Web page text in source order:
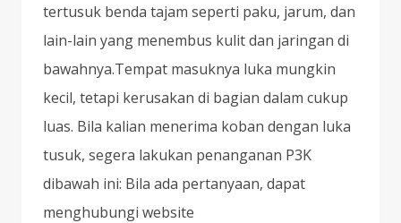
tertusuk benda tajam seperti paku, jarum, dan
lain-lain yang menembus kulit dan jaringan di
bawahnya.Tempat masuknya luka mungkin
kecil, tetapi kerusakan di bagian dalam cukup
luas. Bila kalian menerima koban dengan luka
tusuk, segera lakukan penanganan P3K
dibawah ini: Bila ada pertanyaan, dapat
menghubungi website